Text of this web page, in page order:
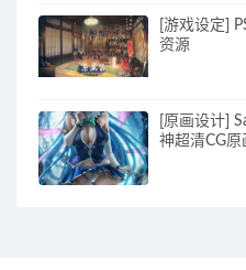
[游戏设定]
资源
[原画设计]
神超清CG原